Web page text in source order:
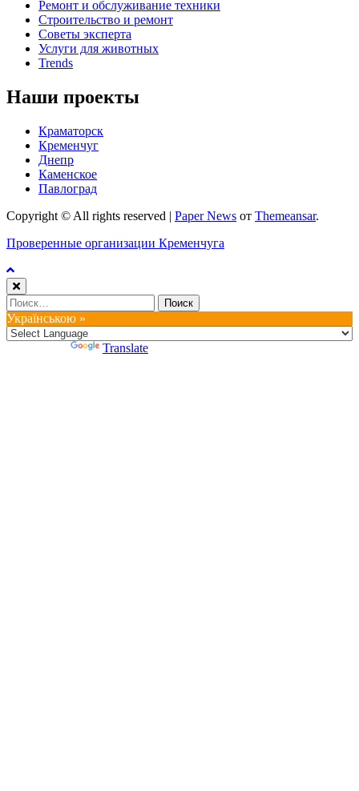
Ремонт и обслуживание техники
Строительство и ремонт
Советы эксперта
Услуги для животных
Trends
Наши проекты
Краматорск
Кременчуг
Днепр
Каменское
Павлоград
Copyright © All rights reserved | Paper News от Themeansar.
Проверенные организации Кременчуга
Найти:
Українською »
Translate